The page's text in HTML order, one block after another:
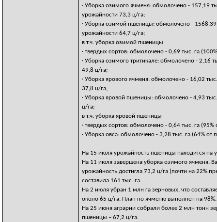
· Уборка озимого ячменя: обмолочено - 157,19
урожайности 73,3 ц/га;
· Уборка озимой пшеницы: обмолочено - 1568,39
урожайности 64,7 ц/га;
в т.ч. уборка озимой пшеницы
· твердых сортов: обмолочено - 0,69 тыс. га
· Уборка озимого тритикале: обмолочено - 2,16
49,8 ц/га;
· Уборка ярового ячменя: обмолочено - 16,02
37,8 ц/га;
· Уборка яровой пшеницы: обмолочено - 4,93
ц/га;
в т.ч. уборка яровой пшеницы
· твердых сортов: обмолочено - 0,64 тыс. га
· Уборка овса: обмолочено - 3,28 тыс. га (64%
На 15 июля урожайность пшеницы находится на
На 11 июля завершена уборка озимого ячменя.
урожайность достигла 73,2 ц/га (почти на 22%
составила 161 тыс. га.
На 2 июля убран 1 млн га зерновых, что
около 65 ц/га. План по ячменю выполнен на 98%.
На 25 июня аграрии собрали более 2 млн тонн
пшеницы – 67,2 ц/га.